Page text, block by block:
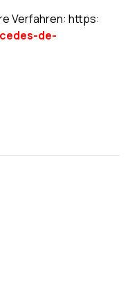
Verfahren: https:
de-